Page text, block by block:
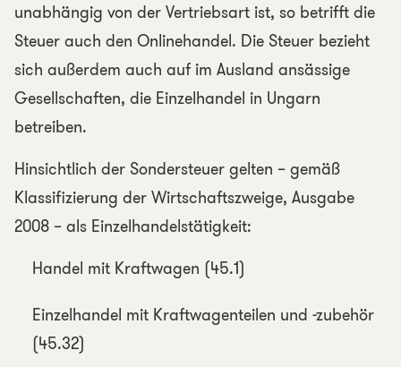
unabhängig von der Vertriebsart ist, so betrifft die
Steuer auch den Onlinehandel. Die Steuer bezieht
sich außerdem auch auf im Ausland ansässige
Gesellschaften, die Einzelhandel in Ungarn
betreiben.
Hinsichtlich der Sondersteuer gelten – gemäß
Klassifizierung der Wirtschaftszweige, Ausgabe
2008 – als Einzelhandelstätigkeit:
Handel mit Kraftwagen (45.1)
Einzelhandel mit Kraftwagenteilen und -zubehör
(45.32)